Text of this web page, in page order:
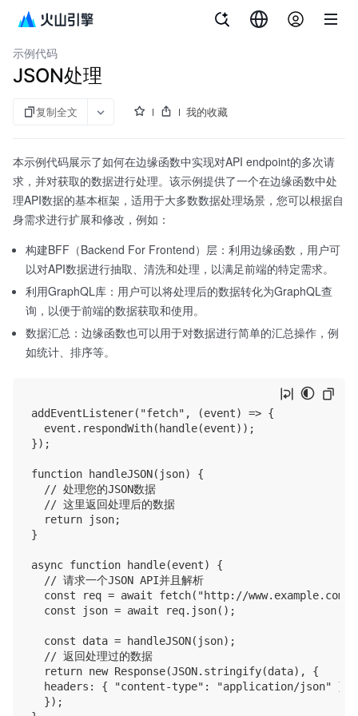
边缘计算节点
示例代码
JSON处理
复制全文 我的收藏
本示例代码展示了如何在边缘函数中实现对API endpoint的多次请
求，并对获取的数据进行处理。该示例提供了一个在边缘函数中处
理API数据的基本框架，适用于大多数数据处理场景，您可以根据自
身需求进行扩展和修改，例如：
构建BFF（Backend For Frontend）层：利用边缘函数，用户可
以对API数据进行抽取、清洗和处理，以满足前端的特定需求。
利用GraphQL库：用户可以将处理后的数据转化为GraphQL查
询，以便于前端的数据获取和使用。
数据汇总：边缘函数也可以用于对数据进行简单的汇总操作，例
如统计、排序等。
addEventListener("fetch", (event) => {
  event.respondWith(handle(event));
});
function handleJSON(json) {
  // 处理您的JSON数据
  // 这里返回处理后的数据
  return json;
}
async function handle(event) {
  // 请求一个JSON API并且解析
const req = await fetch("http://www.example.com/
  const json = await req.json();
  const data = handleJSON(json);
  // 返回处理过的数据
  return new Response(JSON.stringify(data), {
  headers: { "content-type": "application/json" }
  });